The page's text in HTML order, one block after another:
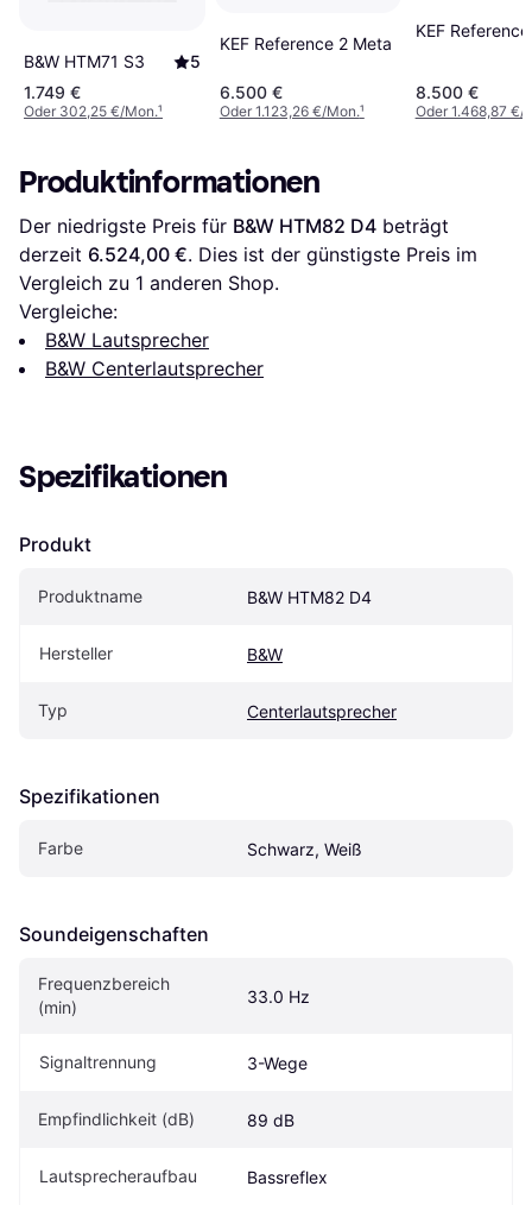
B&W HTM71 S3
5
1.749 €
Oder 302,25 €/Mon.¹
KEF Reference 2 Meta
6.500 €
Oder 1.123,26 €/Mon.¹
KEF
8.500 €
Oder 1.468,87 €/
Produktinformationen
Der niedrigste Preis für B&W HTM82 D4 beträgt
derzeit 6.524,00 €. Dies ist der günstigste Preis im
Vergleich zu 1 anderen Shop.
Vergleiche:
B&W Lautsprecher
B&W Centerlautsprecher
Spezifikationen
Produkt
Produktname B&W HTM82 D4
Hersteller B&W
Typ Centerlautsprecher
Spezifikationen
Farbe Schwarz, Weiß
Soundeigen­schaften
Frequenzbereich
(min)
33.0 Hz
Signaltrennung 3-Wege
Empfindlichkeit (dB) 89 dB
Lautsprecheraufbau Bassreflex